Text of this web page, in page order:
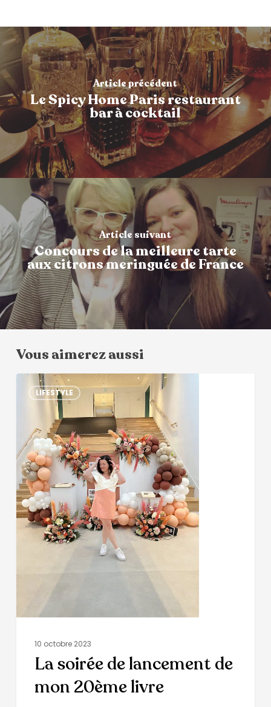
Article précédent
Le Spicy Home Paris restaurant
bar à cocktail
Article suivant
Concours de la meilleure tarte
aux citrons meringuée de France
Vous aimerez aussi
LIFESTYLE
10 octobre 2023
La soirée de lancement de
mon 20ème livre